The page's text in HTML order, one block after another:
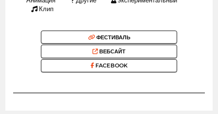
Клип
ФЕСТИВАЛЬ
ВЕБСАЙТ
FACEBOOK